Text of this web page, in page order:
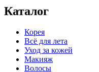
Каталог
Корея
Всё для лета
Уход за кожей
Макияж
Волосы